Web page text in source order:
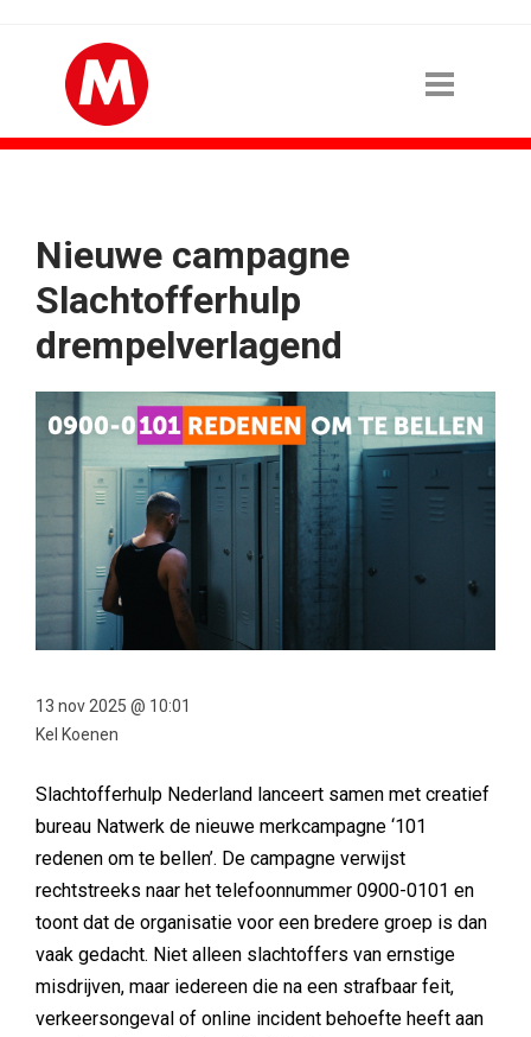
Nieuwe campagne
Slachtofferhulp
drempelverlagend
13 nov 2025 @ 10:01
Kel Koenen
Slachtofferhulp Nederland lanceert samen met creatief
bureau Natwerk de nieuwe merkcampagne ‘101
redenen om te bellen’. De campagne verwijst
rechtstreeks naar het telefoonnummer 0900-0101 en
toont dat de organisatie voor een bredere groep is dan
vaak gedacht. Niet alleen slachtoffers van ernstige
misdrijven, maar iedereen die na een strafbaar feit,
verkeersongeval of online incident behoefte heeft aan